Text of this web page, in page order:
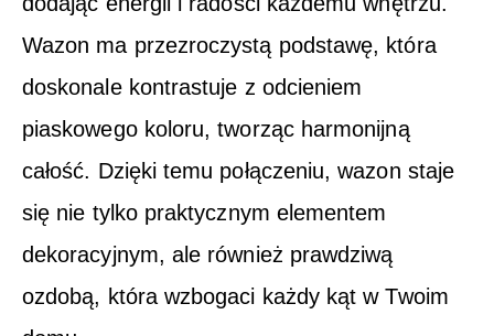
Wazon ma przezroczystą podstawę, która
doskonale kontrastuje z odcieniem
piaskowego koloru, tworząc harmonijną
całość. Dzięki temu połączeniu, wazon staje
się nie tylko praktycznym elementem
dekoracyjnym, ale również prawdziwą
ozdobą, która wzbogaci każdy kąt w Twoim